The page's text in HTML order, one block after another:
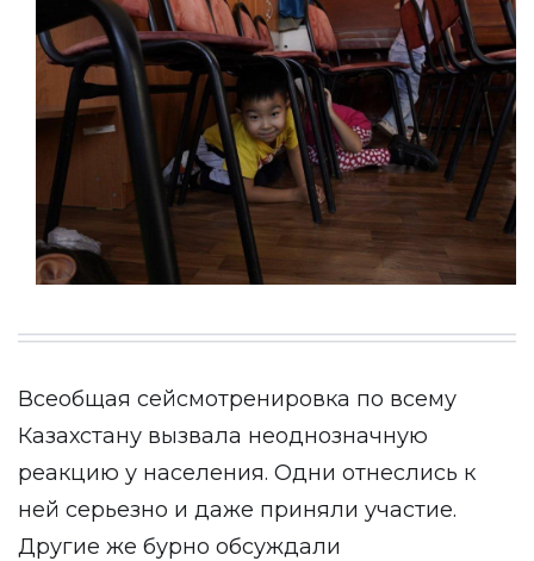
Всеобщая сейсмотренировка по всему
Казахстану вызвала неоднозначную
реакцию у населения. Одни отнеслись к
ней серьезно и даже приняли участие.
Другие же бурно обсуждали